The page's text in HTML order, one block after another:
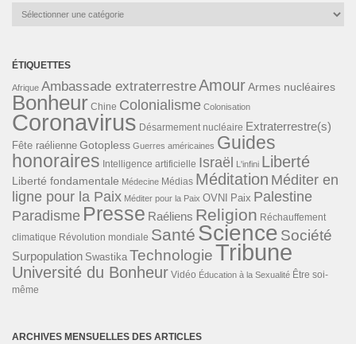
Catégories
ÉTIQUETTES
Afrique Ambassade extraterrestreAmourArmes nucléaires
Bonheur Chine Colonialisme Colonisation
Coronavirus Désarmement nucléaire Extraterrestre(s)
Fête raélienne Gotopless Guerres américaines Guides
honoraires Intelligence artificielle Israël L'infini Liberté
Liberté fondamentale Médecine Médias Méditation Méditer en
ligne pour la Paix Méditer pour la Paix OVNI Paix Palestine
Paradisme Presse Raéliens Religion Réchauffement
climatique Révolution mondiale Santé Science Société
Surpopulation Swastika TechnologieTribune
Université du Bonheur Vidéo Éducation à la Sexualité Être soi-
même
ARCHIVES MENSUELLES DES ARTICLES